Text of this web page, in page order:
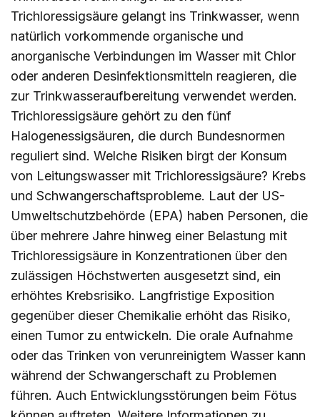
Trichloressigsäure gelangt ins Trinkwasser, wenn
natürlich vorkommende organische und
anorganische Verbindungen im Wasser mit Chlor
oder anderen Desinfektionsmitteln reagieren, die
zur Trinkwasseraufbereitung verwendet werden.
Trichloressigsäure gehört zu den fünf
Halogenessigsäuren, die durch Bundesnormen
reguliert sind. Welche Risiken birgt der Konsum
von Leitungswasser mit Trichloressigsäure? Krebs
und Schwangerschaftsprobleme. Laut der US-
Umweltschutzbehörde (EPA) haben Personen, die
über mehrere Jahre hinweg einer Belastung mit
Trichloressigsäure in Konzentrationen über den
zulässigen Höchstwerten ausgesetzt sind, ein
erhöhtes Krebsrisiko. Langfristige Exposition
gegenüber dieser Chemikalie erhöht das Risiko,
einen Tumor zu entwickeln. Die orale Aufnahme
oder das Trinken von verunreinigtem Wasser kann
während der Schwangerschaft zu Problemen
führen. Auch Entwicklungsstörungen beim Fötus